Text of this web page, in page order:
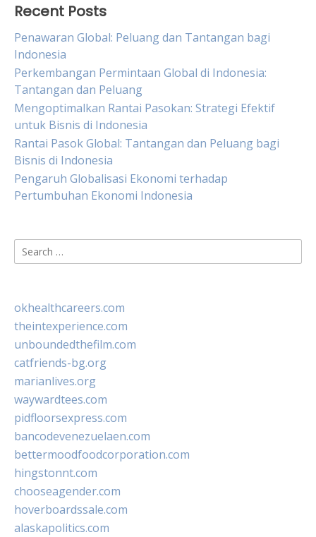
Recent Posts
Penawaran Global: Peluang dan Tantangan bagi
Indonesia
Perkembangan Permintaan Global di Indonesia:
Tantangan dan Peluang
Mengoptimalkan Rantai Pasokan: Strategi Efektif
untuk Bisnis di Indonesia
Rantai Pasok Global: Tantangan dan Peluang bagi
Bisnis di Indonesia
Pengaruh Globalisasi Ekonomi terhadap
Pertumbuhan Ekonomi Indonesia
Search
for:
okhealthcareers.com
theintexperience.com
unboundedthefilm.com
catfriends-bg.org
marianlives.org
waywardtees.com
pidfloorsexpress.com
bancodevenezuelaen.com
bettermoodfoodcorporation.com
hingstonnt.com
chooseagender.com
hoverboardssale.com
alaskapolitics.com